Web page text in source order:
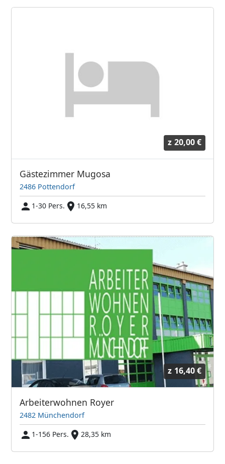
z 20,00 €
Gästezimmer Mugosa
2486 Pottendorf
1-30 Pers.
16,55 km
z 16,40 €
Arbeiterwohnen Royer
2482 Münchendorf
1-156 Pers.
28,35 km